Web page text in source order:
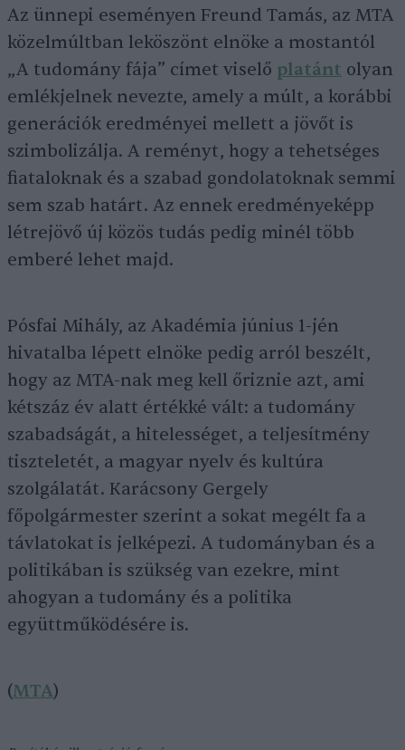
Az ünnepi eseményen Freund Tamás, az MTA
közelmúltban leköszönt elnöke a mostantól
„A tudomány fája” címet viselő platánt olyan
emlékjelnek nevezte, amely a múlt, a korábbi
generációk eredményei mellett a jövőt is
szimbolizálja. A reményt, hogy a tehetséges
fiataloknak és a szabad gondolatoknak semmi
sem szab határt. Az ennek eredményeképp
létrejövő új közös tudás pedig minél több
emberé lehet majd.
Pósfai Mihály, az Akadémia június 1-jén
hivatalba lépett elnöke pedig arról beszélt,
hogy az MTA-nak meg kell őriznie azt, ami
kétszáz év alatt értékké vált: a tudomány
szabadságát, a hitelességet, a teljesítmény
tiszteletét, a magyar nyelv és kultúra
szolgálatát. Karácsony Gergely
főpolgármester szerint a sokat megélt fa a
távlatokat is jelképezi. A tudományban és a
politikában is szükség van ezekre, mint
ahogyan a tudomány és a politika
együttműködésére is.
(MTA)